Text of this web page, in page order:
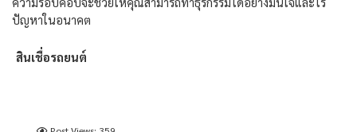
ปัญหาในอนาคต
สินเชื่อรถยนต์